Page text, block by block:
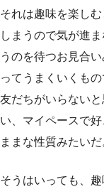
それは趣味を楽し
しまうので気が進
うのを待つお見合
ってうまくいくも
友だちがいらない
い、マイペースで
ままな性質みたいだ
そうはいっても、